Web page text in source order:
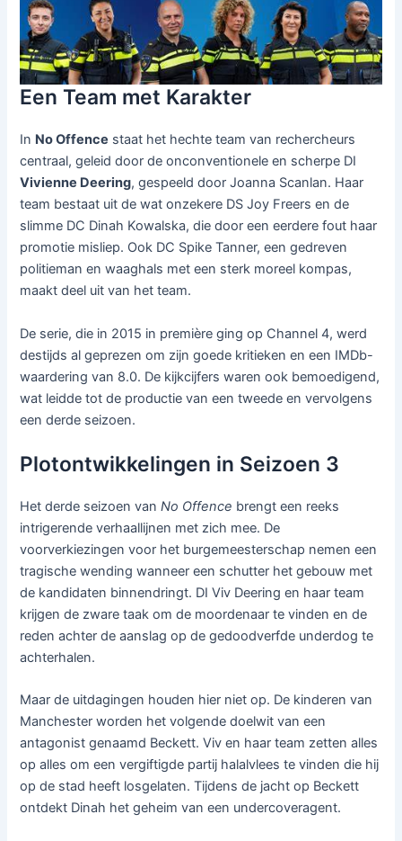
Een Team met Karakter
In No Offence staat het hechte team van rechercheurs
centraal, geleid door de onconventionele en scherpe DI
Vivienne Deering, gespeeld door Joanna Scanlan. Haar
team bestaat uit de wat onzekere DS Joy Freers en de
slimme DC Dinah Kowalska, die door een eerdere fout haar
promotie misliep. Ook DC Spike Tanner, een gedreven
politieman en waaghals met een sterk moreel kompas,
maakt deel uit van het team.
De serie, die in 2015 in première ging op Channel 4, werd
destijds al geprezen om zijn goede kritieken en een IMDb-
waardering van 8.0. De kijkcijfers waren ook bemoedigend,
wat leidde tot de productie van een tweede en vervolgens
een derde seizoen.
Plotontwikkelingen in Seizoen 3
Het derde seizoen vanNo Offence brengt een reeks
intrigerende verhaallijnen met zich mee. De
voorverkiezingen voor het burgemeesterschap nemen een
tragische wending wanneer een schutter het gebouw met
de kandidaten binnendringt. DI Viv Deering en haar team
krijgen de zware taak om de moordenaar te vinden en de
reden achter de aanslag op de gedoodverfde underdog te
achterhalen.
Maar de uitdagingen houden hier niet op. De kinderen van
Manchester worden het volgende doelwit van een
antagonist genaamd Beckett. Viv en haar team zetten alles
op alles om een vergiftigde partij halalvlees te vinden die hij
op de stad heeft losgelaten. Tijdens de jacht op Beckett
ontdekt Dinah het geheim van een undercoveragent.